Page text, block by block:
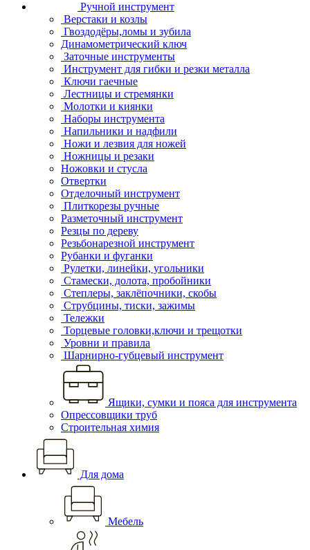
Ручной инструмент
Верстаки и козлы
Гвоздодёры,ломы и зубила
Динамометрический ключ
Заточные инструменты
Инструмент для гибки и резки металла
Ключи гаечные
Лестницы и стремянки
Молотки и киянки
Наборы инструмента
Напильники и надфили
Ножи и лезвия для ножей
Ножницы и резаки
Ножовки и стусла
Отвертки
Отделочный инструмент
Плиткорезы ручные
Разметочный инструмент
Резцы по дереву
Резьбонарезной инструмент
Рубанки и фуганки
Рулетки, линейки, угольники
Стамески, долота, пробойники
Степлеры, заклёпочники, скобы
Струбцины, тиски, зажимы
Тележки
Торцевые головки,ключи и трещотки
Уровни и правила
Шарнирно-губцевый инструмент
Ящики, сумки и пояса для инструмента
Опрессовщики труб
Строительная химия
Для дома
Мебель